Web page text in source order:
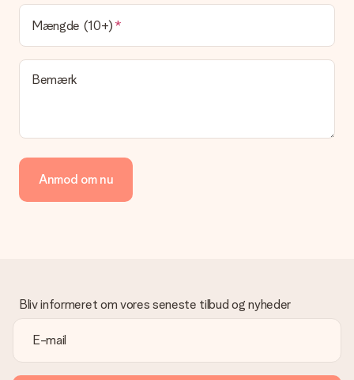
Hvilke leveringsmuligheder kan jeg vælge?
I øjeblikket er det ikke (endnu) muligt at vælge en
leveringsindstilling. Den gave, du vil bestille, sendes enten som
en pakke eller som postkasse levering. Vil du gerne vide
hvilken måde din ordre sendes på? Kontakt venligst vores
Vi tilbyder følgende betalingsmetoder: Dankort, Paypal,
kreditkort, faktura via Klarna eller bankoverførsel. I tilfælde af
manuel betaling overførsel, skal du tage højde for en ekstra 3
venligst vores kundeservice, de hjælper gerne med at finde en
passende løsning.
Er fakturaen sendt sammen med ordren?
Ingen faktura sendes med din ordre. Du modtager altid
fakturaen i bekræftelsesemailen, og du kan altid finde den i din
Mængde (10+)
Bemærk
Anmod om nu
Bliv informeret om vores seneste tilbud og nyheder